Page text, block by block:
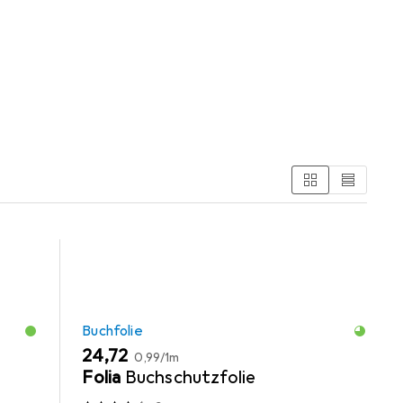
aus den Kategorien Buchfolie und Schreibtisch
Buchfolie
EUR
24,72 EUR
0,99/1m
Folia Buchschutzfolie